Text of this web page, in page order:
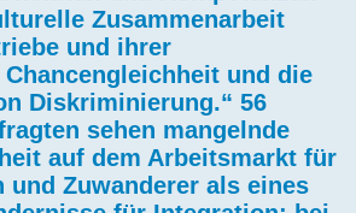
Zusammenarbeit
und ihrer
und die
Diskriminierung.“ 56
sehen mangelnde
auf dem Arbeitsmarkt für
und Zuwanderer als eines